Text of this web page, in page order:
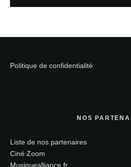
Politique de confidentialité
NOS
Liste de nos partenaires
Ciné Zoom
Musiquealliance.fr